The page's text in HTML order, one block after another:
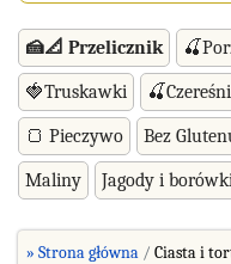
🍰📐 Przelicznik
🍓Truskawki
🍞 Pieczywo Bez
Maliny Jagody i
» Strona główna Ciasta i